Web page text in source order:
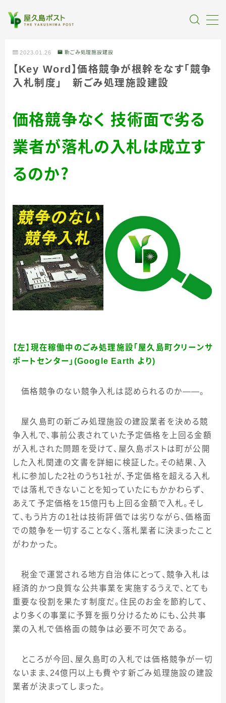
全記事カテゴリー
2023.01.26 新ごみ処理施設建設
【Key Word】価格競争が根幹をなす「競争
入札制度」 新ごみ処理施設建設
価格競争なく 技術面で劣る
業者が落札の入札は成立す
るのか？
【左】現在稼働中のごみ処理施設「屋久島町クリーンサ
ポートセンター」(Google Earth より)
価格競争のない競争入札は認められるのか――。
屋久島町の新ごみ処理施設の建設業者を決める競
争入札で、事前公表されていた予定価格を上回る金額
が入札された問題を受けて、屋久島ポストは町が公開
した入札関連の文書を詳細に検証した。その結果、入
札に参加した2社のうち 1社が、予定価格を超える入札
では落札できないことを知っていたにもかかわらず、
あえて予定価格を 15億円も上回る金額で入札。そし
て、もう片方の1社は技術評価では劣りながら、価格面
での競争を一切することなく、落札業者に決まったこと
がわかった。
税金で運営される地方自治体にとって、競争入札は
経済的かつ良質な公共事業を実施するうえで、とても
重要な役割を果たす制度だ。住民のお金を節約して、
より多くの事業に予算を振り分けるためにも、公共事
業の入札で価格面の競争は必要不可欠である。
ところが今回、屋久島町の入札では価格競争が一切
ないまま、 24億円以上も費やす新ごみ処理施設の建設
業者が決まってしまった。